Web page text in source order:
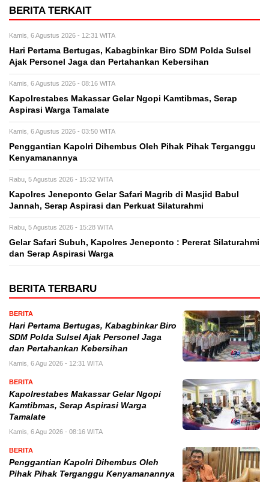
BERITA TERKAIT
Kamis, 6 Agustus 2026 - 12:31 WITA
Hari Pertama Bertugas, Kabagbinkar Biro SDM Polda Sulsel
Ajak Personel Jaga dan Pertahankan Kebersihan
Kamis, 6 Agustus 2026 - 08:16 WITA
Kapolrestabes Makassar Gelar Ngopi Kamtibmas, Serap
Aspirasi Warga Tamalate
Kamis, 6 Agustus 2026 - 03:50 WITA
Penggantian Kapolri Dihembus Oleh Pihak Pihak Terganggu
Kenyamanannya
Rabu, 5 Agustus 2026 - 15:32 WITA
Kapolres Jeneponto Gelar Safari Magrib di Masjid Babul
Jannah, Serap Aspirasi dan Perkuat Silaturahmi
Rabu, 5 Agustus 2026 - 15:28 WITA
Gelar Safari Subuh, Kapolres Jeneponto : Pererat Silaturahmi
dan Serap Aspirasi Warga
BERITA TERBARU
BERITA
Hari Pertama Bertugas, Kabagbinkar Biro
SDM Polda Sulsel Ajak Personel Jaga
dan Pertahankan Kebersihan
Kamis, 6 Agu 2026 - 12:31 WITA
BERITA
Kapolrestabes Makassar Gelar Ngopi
Kamtibmas, Serap Aspirasi Warga
Tamalate
Kamis, 6 Agu 2026 - 08:16 WITA
BERITA
Penggantian Kapolri Dihembus Oleh
Pihak Pihak Terganggu Kenyamanannya